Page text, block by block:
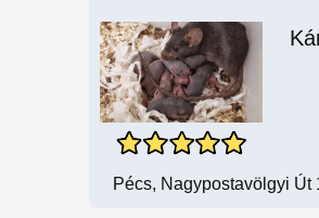
Pécs, Nagypostavölgyi Út